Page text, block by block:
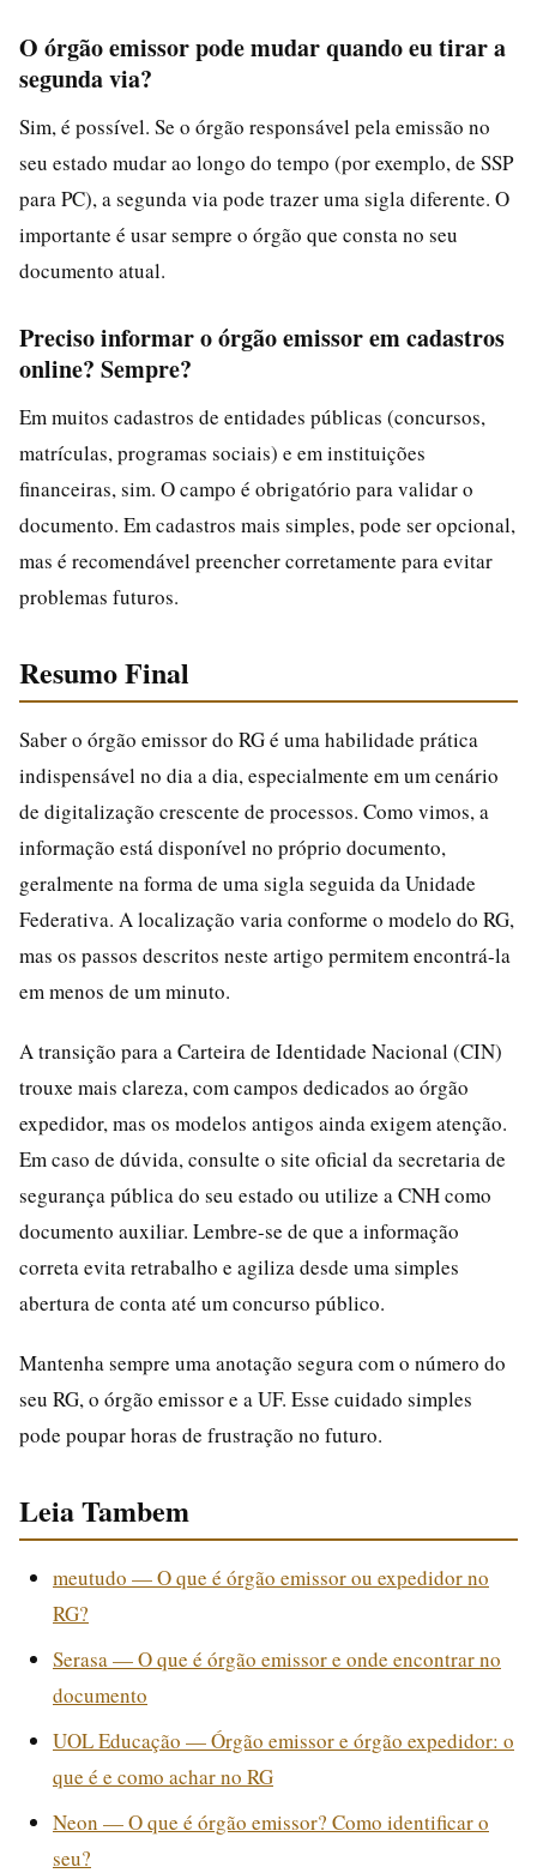
O órgão emissor pode mudar quando eu tirar a
segunda via?
Sim, é possível. Se o órgão responsável pela emissão no
seu estado mudar ao longo do tempo (por exemplo, de SSP
para PC), a segunda via pode trazer uma sigla diferente. O
importante é usar sempre o órgão que consta no seu
documento atual.
Preciso informar o órgão emissor em cadastros
online? Sempre?
Em muitos cadastros de entidades públicas (concursos,
matrículas, programas sociais) e em instituições
financeiras, sim. O campo é obrigatório para validar o
documento. Em cadastros mais simples, pode ser opcional,
mas é recomendável preencher corretamente para evitar
problemas futuros.
Resumo Final
Saber o órgão emissor do RG é uma habilidade prática
indispensável no dia a dia, especialmente em um cenário
de digitalização crescente de processos. Como vimos, a
informação está disponível no próprio documento,
geralmente na forma de uma sigla seguida da Unidade
Federativa. A localização varia conforme o modelo do RG,
mas os passos descritos neste artigo permitem encontrá-la
em menos de um minuto.
A transição para a Carteira de Identidade Nacional (CIN)
trouxe mais clareza, com campos dedicados ao órgão
expedidor, mas os modelos antigos ainda exigem atenção.
Em caso de dúvida, consulte o site oficial da secretaria de
segurança pública do seu estado ou utilize a CNH como
documento auxiliar. Lembre-se de que a informação
correta evita retrabalho e agiliza desde uma simples
abertura de conta até um concurso público.
Mantenha sempre uma anotação segura com o número do
seu RG, o órgão emissor e a UF. Esse cuidado simples
pode poupar horas de frustração no futuro.
Leia Tambem
meutudo — O que é órgão emissor ou expedidor no
RG?
Serasa — O que é órgão emissor e onde encontrar no
documento
UOL Educação — Órgão emissor e órgão expedidor: o
que é e como achar no RG
Neon — O que é órgão emissor? Como identificar o
seu?